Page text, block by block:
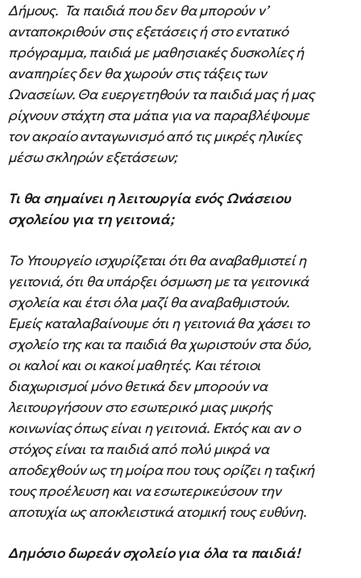
Δήμους. Τα παιδιά που δεν θα μπορούν ν’
ανταποκριθούν στις εξετάσεις ή στο εντατικό
πρόγραμμα, παιδιά με μαθησιακές δυσκολίες ή
αναπηρίες δεν θα χωρούν στις τάξεις των
Ωνασείων. Θα ευεργετηθούν τα παιδιά μας ή μας
ρίχνουν στάχτη στα μάτια για να παραβλέψουμε
τον ακραίο ανταγωνισμό από τις μικρές ηλικίες
μέσω σκληρών εξετάσεων;
Τι θα σημαίνει η λειτουργία ενός Ωνάσειου
σχολείου για τη γειτονιά;
Το Υπουργείο ισχυρίζεται ότι θα αναβαθμιστεί η
γειτονιά, ότι θα υπάρξει όσμωση με τα γειτονικά
σχολεία και έτσι όλα μαζί θα αναβαθμιστούν.
Εμείς καταλαβαίνουμε ότι η γειτονιά θα χάσει το
σχολείο της και τα παιδιά θα χωριστούν στα δύο,
οι καλοί και οι κακοί μαθητές. Και τέτοιοι
διαχωρισμοί μόνο θετικά δεν μπορούν να
λειτουργήσουν στο εσωτερικό μιας μικρής
κοινωνίας όπως είναι η γειτονιά. Εκτός και αν ο
στόχος είναι τα παιδιά από πολύ μικρά να
αποδεχθούν ως τη μοίρα που τους ορίζει η ταξική
τους προέλευση και να εσωτερικεύσουν την
αποτυχία ως αποκλειστικά ατομική τους ευθύνη.
Δημόσιο δωρεάν σχολείο για όλα τα παιδιά!